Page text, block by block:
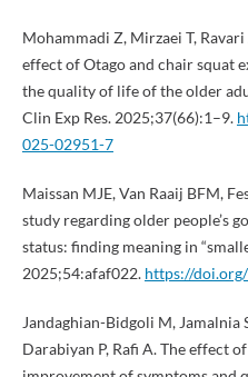
Mohammadi Z, Mirzaei T,
effect of Otago and chair squat
the quality of life of the older
Clin Exp Res. 2025;37(66):1–9.
025-02951-7
Maissan MJE, Van Raaij BFM,
study regarding older people’s
status: finding meaning in
2025;54:afaf022. https://
Jandaghian-Bidgoli M, Jamalnia
Darabiyan P, Rafi A. The effect